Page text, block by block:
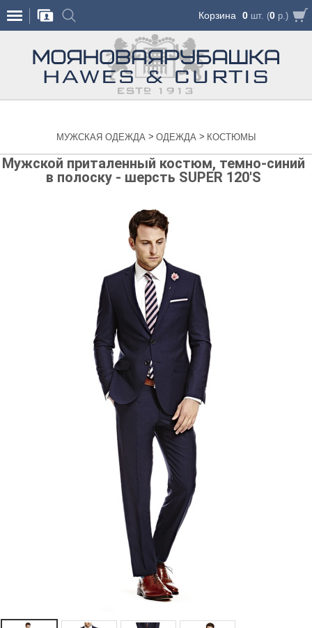
Корзина 0 шт. (0 р.)
МУЖСКАЯ ОДЕЖДА > ОДЕЖДА > КОСТЮМЫ
Мужской приталенный костюм, темно-синий
в полоску - шерсть SUPER 120'S